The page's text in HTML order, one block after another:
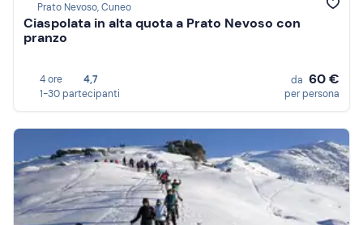
Prato Nevoso, Cuneo
Ciaspolata in alta quota a Prato Nevoso con
pranzo
4 ore
4,7
1-30 partecipanti
da 60 €
per persona